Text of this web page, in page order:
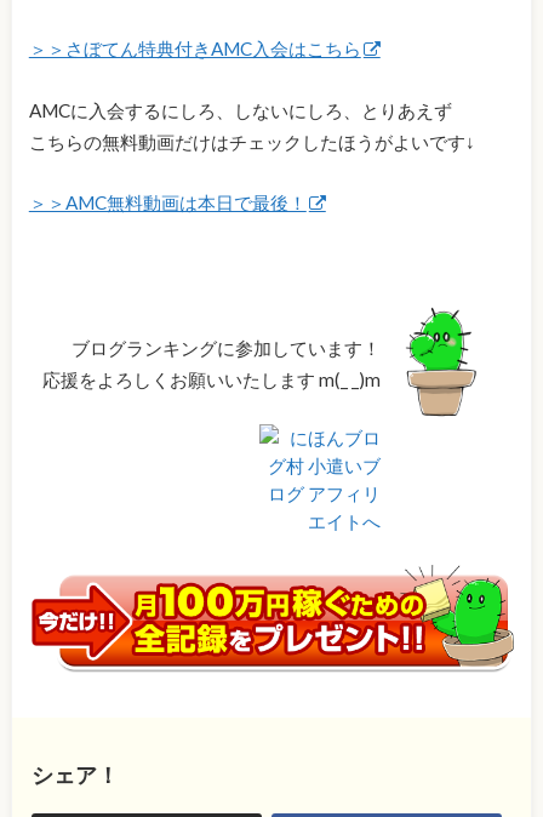
＞＞さぼてん特典付きAMC入会はこちら
AMCに入会するにしろ、しないにしろ、とりあえず
こちらの無料動画だけはチェックしたほうがよいです↓
＞＞AMC無料動画は本日で最後！
ブログランキングに参加しています！
応援をよろしくお願いいたします m(_ _)m
シェア！